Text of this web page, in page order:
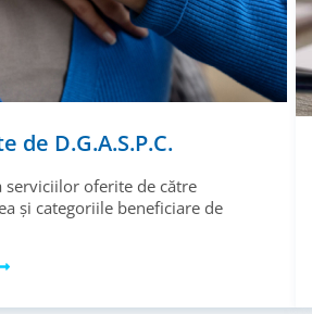
de D.G.A.S.P.C.
serviciilor oferite de către
și categoriile beneficiare de